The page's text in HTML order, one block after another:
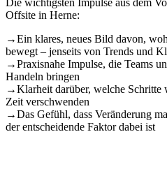
Die wichtigsten Impulse aus dem
Offsite in Herne:
→Ein klares, neues Bild davon,
bewegt – jenseits von Trends und
→Praxisnahe Impulse, die Teams
Handeln bringen
→Klarheit darüber, welche
Zeit verschwenden
→Das Gefühl, dass Veränderung
der entscheidende Faktor dabei ist